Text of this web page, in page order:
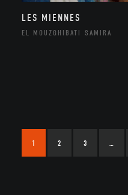
LES MIENNES
EL MOUZGHIBATI SAMIRA
1 2 3